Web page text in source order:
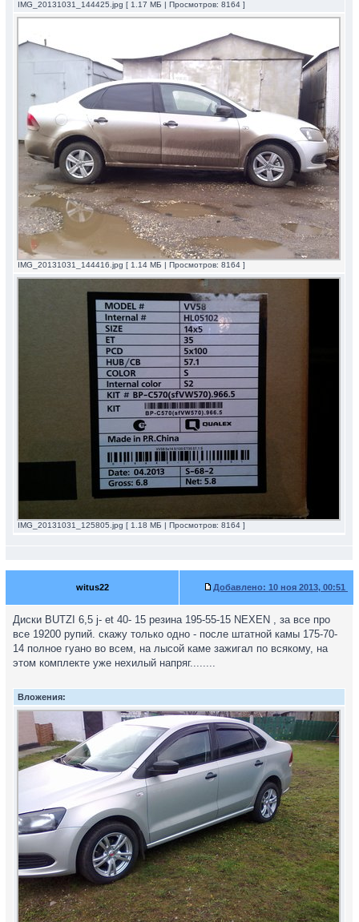
IMG_20131031_144425.jpg [ 1.17 МБ | Просмотров: 8164 ]
IMG_20131031_144416.jpg [ 1.14 МБ | Просмотров: 8164 ]
IMG_20131031_125805.jpg [ 1.18 МБ | Просмотров: 8164 ]
witus22 Добавлено: 10 ноя 2013, 00:51
Диски BUTZI 6,5 j- et 40- 15 резина 195-55-15 NEXEN , за все про
все 19200 рупий. скажу только одно - после штатной камы 175-70-
14 полное гуано во всем, на лысой каме зажигал по всякому, на
этом комплекте уже нехилый напряг........
Вложения: